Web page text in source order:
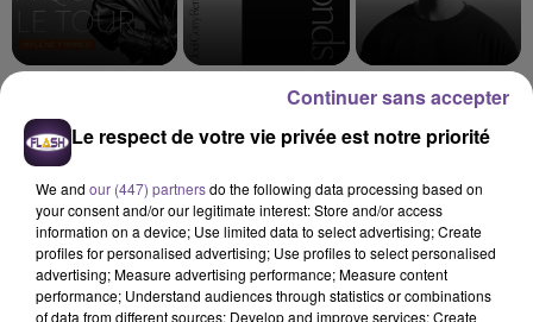
Sam Smith
Diamonds Dis-Moi Où
Cet élément est masqué compte-tenu du refus du
dépôt de cookies que vous avez exprimé. Si vous
souhaitez l'afficher, merci de nous donner votre accord
Le respect de votre vie privée est notre priorité
We and our (447) partnersdo the following data processing based on
your consent and/or our legitimate interest: Store and/or access
information on a device; Use limited data to select advertising; Create
profiles for personalised advertising; Use profiles to select personalised
advertising; Measure advertising performance; Measure content
performance; Understand audiences through statistics or combinations
of data from different sources; Develop and improve services; Create
Continuer sans accepter